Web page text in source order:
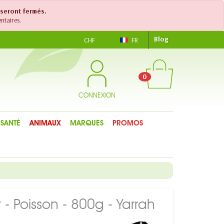
fermés.
CHF FR Blog
CONNEXION
0
SANTÉ ANIMAUX MARQUES PROMOS
Poisson - 800g - Yarrah